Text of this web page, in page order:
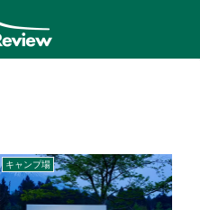
キャンプ場